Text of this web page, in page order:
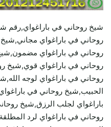
شيخ روحاني في باراغواي,رقم
روحاني في باراغواي
روحاني في باراغواي
روحاني في باراغواي قوي,شيخ
روحاني في باراغواي لوجه
الحبيب,شيخ روحاني في
باراغواي لجلب الرزق,شيخ
روحاني في باراغواي لرد